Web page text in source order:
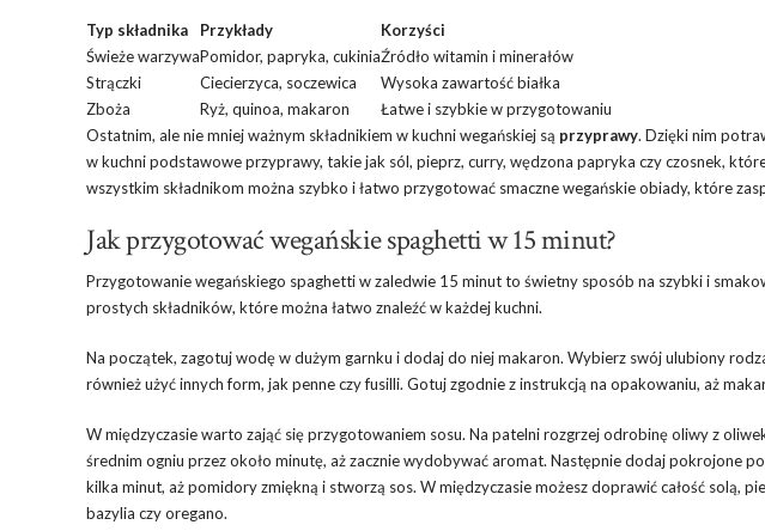
Typ składnika Przykłady
Korzyści
Świeże warzywaPomidor, papryka, cukiniaŹródło witamin i minerałów
Strączki
Ciecierzyca, soczewica
Wysoka zawartość białka
Zboża
Ryż, quinoa, makaron
Łatwe i szybkie w przygotowaniu
Ostatnim, ale nie mniej ważnym składnikiem w kuchni wegańskiej są przyprawy. Dzięki nim
w kuchni podstawowe przyprawy, takie jak sól, pieprz, curry, wędzona papryka czy czosnek,
wszystkim składnikom można szybko i łatwo przygotować smaczne wegańskie obiady, które
Jak przygotować wegańskie spaghetti w 15 minut?
Przygotowanie wegańskiego spaghetti w zaledwie 15 minut to świetny sposób na szybki i
prostych składników, które można łatwo znaleźć w każdej kuchni.
Na początek, zagotuj wodę w dużym garnku i dodaj do niej makaron. Wybierz swój ulubiony
również użyć innych form, jak penne czy fusilli. Gotuj zgodnie z instrukcją na opakowaniu, aż
W międzyczasie warto zająć się przygotowaniem sosu. Na patelni rozgrzej odrobinę oliwy z
średnim ogniu przez około minutę, aż zacznie wydobywać aromat. Następnie dodaj pokrojone
kilka minut, aż pomidory zmiękną i stworzą sos. W międzyczasie możesz doprawić całość solą,
bazylia czy oregano.